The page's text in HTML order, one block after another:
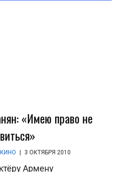
«Имею право не
КИНО 3 ОКТЯБРЯ 2010
Армену